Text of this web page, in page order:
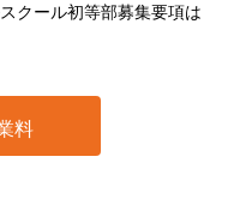
クール初等部募集要項は
料